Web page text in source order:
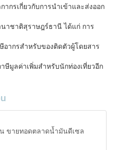
กรเกี่ยวกับการนำเข้าและส่งออก
าชาติสุราษฎร์ธานี ได้แก่ การ
อากรสำหรับของติดตัวผู้โดยสาร
ษีมูลค่าเพิ่มสำหรับนักท่องเที่ยวอีก
ขายทอดตลาดน้ำมันดีเซล